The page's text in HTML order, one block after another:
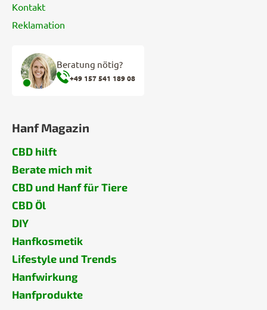
Kontakt
Reklamation
Beratung nötig?
+49 157 541 189 08
Hanf Magazin
CBD hilft
Berate mich mit
CBD und Hanf für Tiere
CBD Öl
DIY
Hanfkosmetik
Lifestyle und Trends
Hanfwirkung
Hanfprodukte